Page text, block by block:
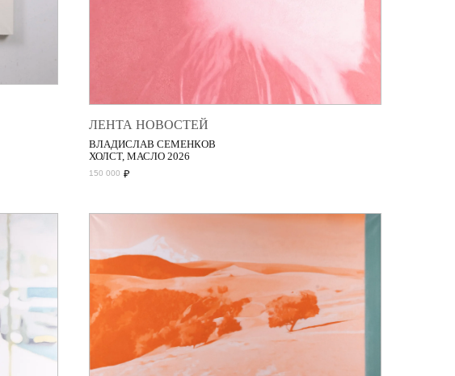
ЛЕНТА НОВОСТЕЙ
ВЛАДИСЛАВ СЕМЕНКОВ
ХОЛСТ, МАСЛО 2026
150 000 ₽